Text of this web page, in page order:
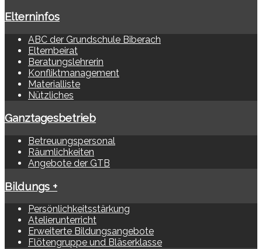
Elterninfos
ABC der Grundschule Biberach
Elternbeirat
Beratungslehrerin
Konfliktmanagement
Materialliste
Nützliches
Ganztagesbetrieb
Betreuungspersonal
Räumlichkeiten
Angebote der GTB
Bildungs +
Persönlichkeitsstärkung
Atelierunterricht
Erweiterte Bildungsangebote
Flötengruppe und Bläserklasse